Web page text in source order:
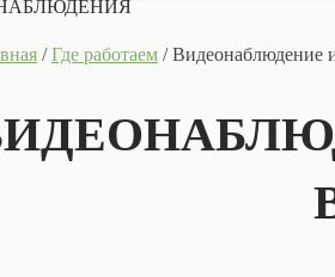
/Где работаем /Видеонаблюдение